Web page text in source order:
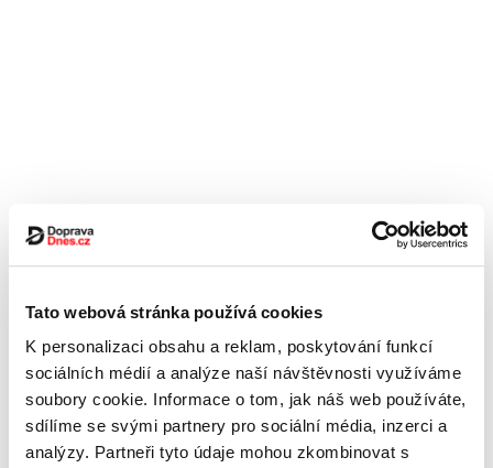
Tato webová stránka používá cookies
K personalizaci obsahu a reklam, poskytování funkcí
sociálních médií a analýze naší návštěvnosti využíváme
soubory cookie. Informace o tom, jak náš web používáte,
sdílíme se svými partnery pro sociální média, inzerci a
analýzy. Partneři tyto údaje mohou zkombinovat s